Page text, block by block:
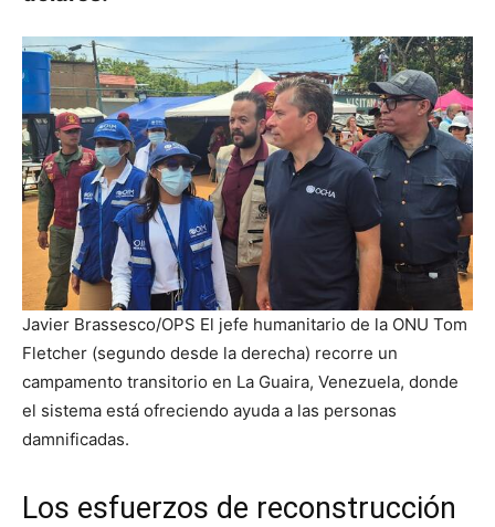
Javier Brassesco/OPS El jefe humanitario de la ONU Tom
Fletcher (segundo desde la derecha) recorre un
campamento transitorio en La Guaira, Venezuela, donde
el sistema está ofreciendo ayuda a las personas
damnificadas.
Los esfuerzos de reconstrucción